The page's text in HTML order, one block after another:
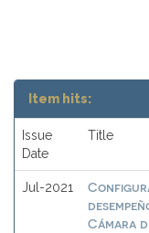
Item hits:
Issue
Date
Title
Jul-2021
Cámara